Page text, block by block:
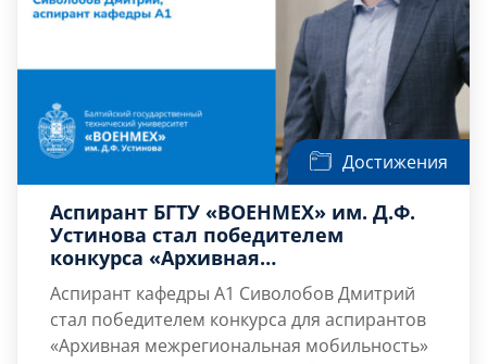
Достижения
Аспирант БГТУ «ВОЕНМЕХ» им. Д.Ф.
Устинова стал победителем
конкурса «Архивная
межрегиональная мобильность»
Аспирант кафедры А1 Сиволобов Дмитрий
стал победителем конкурса для аспирантов
«Архивная межрегиональная мобильность»